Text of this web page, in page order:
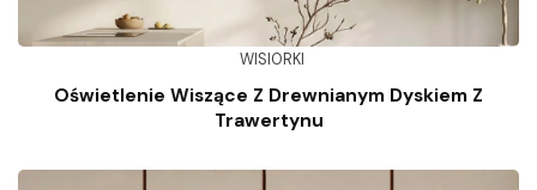
WISIORKI
Oświetlenie Wiszące Z Drewnianym Dyskiem Z
Trawertynu